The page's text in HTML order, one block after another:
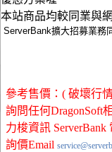
本站商品均較同業與
ServerBank擴大招募業務
參考售價：( 破壞行
詢問任何DragonSoft
力梭資訊 ServerBank
詢價Email